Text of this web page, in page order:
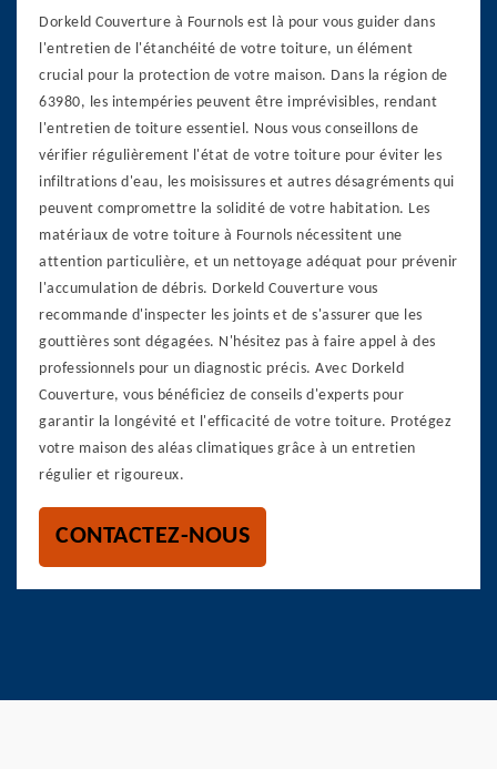
Dorkeld Couverture à Fournols est là pour vous guider dans
l'entretien de l'étanchéité de votre toiture, un élément
crucial pour la protection de votre maison. Dans la région de
63980, les intempéries peuvent être imprévisibles, rendant
l'entretien de toiture essentiel. Nous vous conseillons de
vérifier régulièrement l'état de votre toiture pour éviter les
infiltrations d'eau, les moisissures et autres désagréments qui
peuvent compromettre la solidité de votre habitation. Les
matériaux de votre toiture à Fournols nécessitent une
attention particulière, et un nettoyage adéquat pour prévenir
l'accumulation de débris. Dorkeld Couverture vous
recommande d'inspecter les joints et de s'assurer que les
gouttières sont dégagées. N'hésitez pas à faire appel à des
professionnels pour un diagnostic précis. Avec Dorkeld
Couverture, vous bénéficiez de conseils d'experts pour
garantir la longévité et l'efficacité de votre toiture. Protégez
votre maison des aléas climatiques grâce à un entretien
régulier et rigoureux.
CONTACTEZ-NOUS